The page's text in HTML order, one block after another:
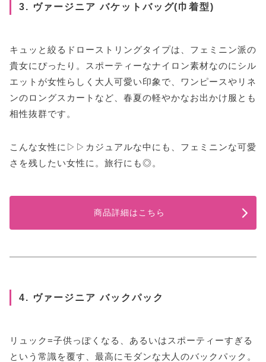
3. ヴァージニア バケットバッグ(巾着型)
キュッと絞るドローストリングタイプは、フェミニン派の
貴女にぴったり。スポーティーなナイロン素材なのにシル
エットが女性らしく大人可愛い印象で、ワンピースやリネ
ンのロングスカートなど、春夏の軽やかなお出かけ服とも
相性抜群です。
こんな女性に▷▷カジュアルな中にも、フェミニンな可愛
さを残したい女性に。旅行にも◎。
商品詳細はこちら
4. ヴァージニア バックパック
リュック=子供っぽくなる、あるいはスポーティーすぎる
という常識を覆す、最高にモダンな大人のバックパック。